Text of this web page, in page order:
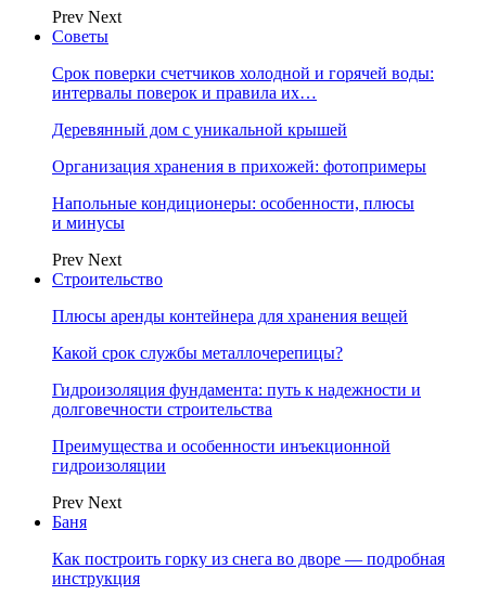
Prev Next
Советы
Срок поверки счетчиков холодной и горячей воды:
интервалы поверок и правила их…
Деревянный дом с уникальной крышей
Организация хранения в прихожей: фотопримеры
Напольные кондиционеры: особенности, плюсы
и минусы
Prev Next
Строительство
Плюсы аренды контейнера для хранения вещей
Какой срок службы металлочерепицы?
Гидроизоляция фундамента: путь к надежности и
долговечности строительства
Преимущества и особенности инъекционной
гидроизоляции
Prev Next
Баня
Как построить горку из снега во дворе — подробная
инструкция